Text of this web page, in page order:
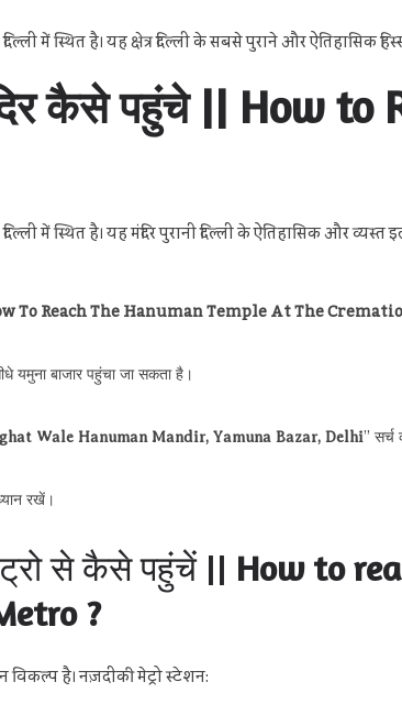
में स्थित है। यह क्षेत्र दिल्ली के सबसे पुराने और ऐतिहासिक
कैसे पहुंचे || How to
में स्थित है। यह मंदिर पुरानी दिल्ली के ऐतिहासिक और
To Reach The Hanuman Temple At The
यमुना बाजार पहुंचा जा सकता है।
Wale Hanuman Mandir, Yamuna Bazar, Delhi” सर्च
रखें।
से कैसे पहुंचें || How to
?
है। नज़दीकी मेट्रो स्टेशन: